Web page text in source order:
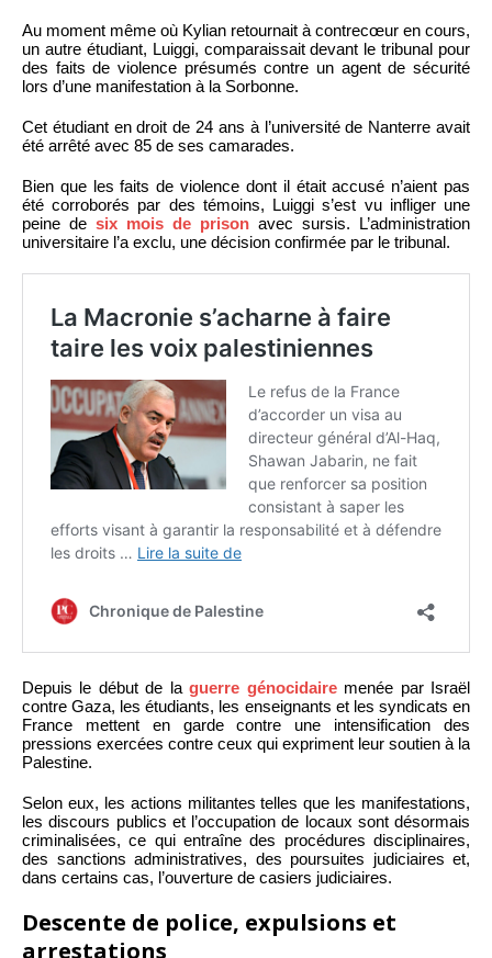
Au moment même où Kylian retournait à contrecœur en cours,
un autre étudiant, Luiggi, comparaissait devant le tribunal pour
des faits de violence présumés contre un agent de sécurité
lors d’une manifestation à la Sorbonne.
Cet étudiant en droit de 24 ans à l’université de Nanterre avait
été arrêté avec 85 de ses camarades.
Bien que les faits de violence dont il était accusé n’aient pas
été corroborés par des témoins, Luiggi s’est vu infliger une
peine de six mois de prison avec sursis. L’administration
universitaire l’a exclu, une décision confirmée par le tribunal.
Depuis le début de laguerre génocidairemenée par Israël
contre Gaza, les étudiants, les enseignants et les syndicats en
France mettent en garde contre une intensification des
pressions exercées contre ceux qui expriment leur soutien à la
Palestine.
Selon eux, les actions militantes telles que les manifestations,
les discours publics et l’occupation de locaux sont désormais
criminalisées, ce qui entraîne des procédures disciplinaires,
des sanctions administratives, des poursuites judiciaires et,
dans certains cas, l’ouverture de casiers judiciaires.
Descente de police, expulsions et
arrestations